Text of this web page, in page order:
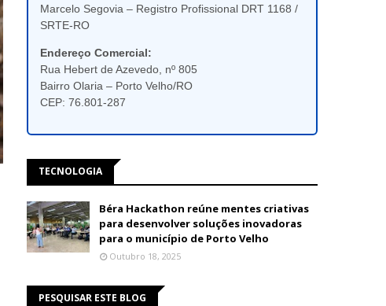
Marcelo Segovia – Registro Profissional DRT 1168 /
SRTE-RO
Endereço Comercial:
Rua Hebert de Azevedo, nº 805
Bairro Olaria – Porto Velho/RO
CEP: 76.801-287
TECNOLOGIA
Béra Hackathon reúne mentes criativas
para desenvolver soluções inovadoras
para o município de Porto Velho
Outubro 18, 2025
PESQUISAR ESTE BLOG